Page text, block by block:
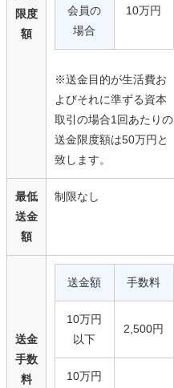
限度
額
会員の
場合
10万円
※送金目的が生活費お
よびそれに準ずる資本
取引の場合1回あたりの
送金限度額は50万円と
致します。
最低
送金
額
制限なし
送金
手数
料
送金額 手数料
10万円
以下
2,500円
10万円